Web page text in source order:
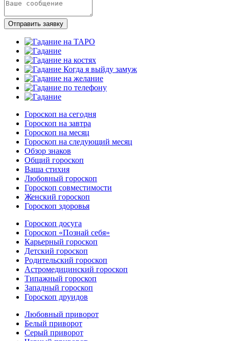
Отправить заявку
Гороскоп на сегодня
Гороскоп на завтра
Гороскоп на месяц
Гороскоп на следующий месяц
Обзор знаков
Общий гороскоп
Ваша стихия
Любовный гороскоп
Гороскоп совместимости
Женский гороскоп
Гороскоп здоровья
Гороскоп досуга
Гороскоп «Познай себя»
Карьерный гороскоп
Детский гороскоп
Родительский гороскоп
Астромедицинский гороскоп
Типажный гороскоп
Западный гороскоп
Гороскоп друидов
Любовный приворот
Белый приворот
Серый приворот